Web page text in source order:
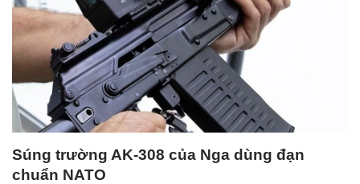
Súng trường AK-308 của Nga dùng đạn
chuẩn NATO